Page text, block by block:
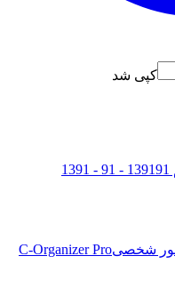
کپی شد
91 - 91 - 1391
شخصیC-Organizer Pro